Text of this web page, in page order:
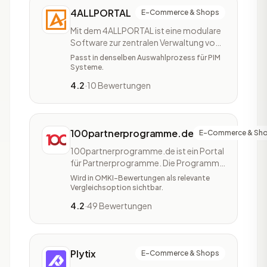
4ALLPORTAL E-Commerce & Shops
Mit dem 4ALLPORTAL ist eine modulare
Software zur zentralen Verwaltung von
Medien und Produktinformationen. Mit
dem DAM verwaltet, findet und teilt man
Das PIM hilft dabei jegliche
Informationen zu Produkten
zentralisiert bereitzustellen und
Passt in denselben Auswahlprozess für PIM
Systeme.
4.2·10 Bewertungen
100partnerprogramme.de E-Commerce &
100partnerprogramme.de ist ein Portal
für Partnerprogramme. Die Programme
sind dort nach Themen wie Reise,
Ernährung, Tierwelt und Kreditkarten
können Interessenten auswählen. Das
Portal stellt prominent die Provision pro
Lead oder pro Sale heraus. Zu den
Wird in OMKI-Bewertungen als relevante
Vergleichsoption sichtbar.
4.2·49 Bewertungen
Plytix E-Commerce & Shops